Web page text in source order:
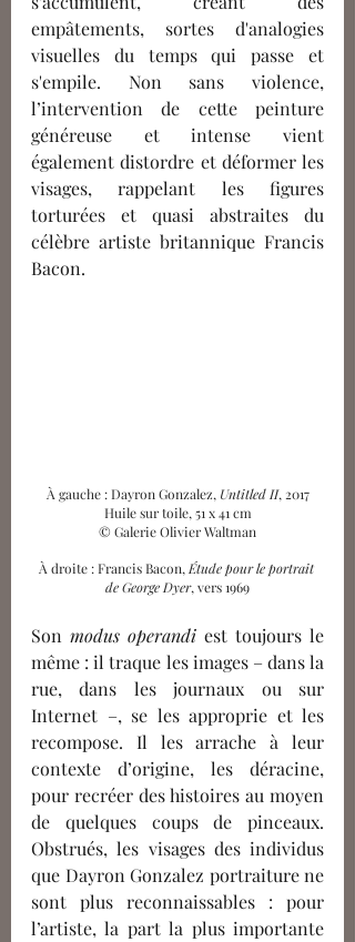
empâtements, sortes d'analogies
visuelles du temps qui passe et
s'empile. Non sans violence,
l’intervention de cette peinture
généreuse et intense vient
également distordre et déformer les
visages, rappelant les figures
torturées et quasi abstraites du
célèbre artiste britannique Francis
Bacon.
À gauche : Dayron Gonzalez, Untitled II, 2017
Huile sur toile, 51 x 41 cm
© Galerie Olivier Waltman
À droite : Francis Bacon, Étude pour le portrait
de George Dyer, vers 1969
Son modus operandi est toujours le
même : il traque les images – dans la
rue, dans les journaux ou sur
Internet –, se les approprie et les
recompose. Il les arrache à leur
contexte d’origine, les déracine,
pour recréer des histoires au moyen
de quelques coups de pinceaux.
Obstrués, les visages des individus
que Dayron Gonzalez portraiture ne
sont plus reconnaissables : pour
l’artiste, la part la plus importante